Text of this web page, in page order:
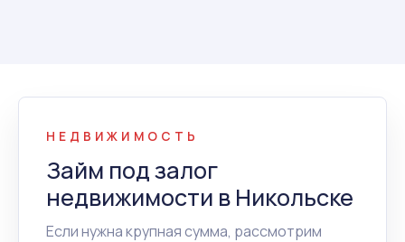
НЕДВИЖИМОСТЬ
Займ под залог
недвижимости в Никольске
Если нужна крупная сумма, рассмотрим